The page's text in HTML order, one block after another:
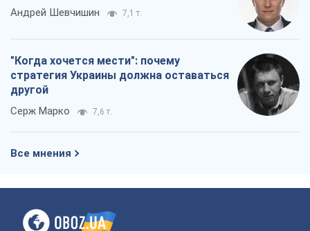
Андрей Шевчишин 7,1 т.
"Когда хочется мести": почему
стратегия Украины должна оставаться
другой
Серж Марко 7,6 т.
Все мнения